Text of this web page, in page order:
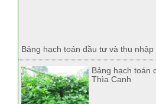
Bảng hạch toán đầu tư và thu
Bảng hạch toán
Thìa Canh